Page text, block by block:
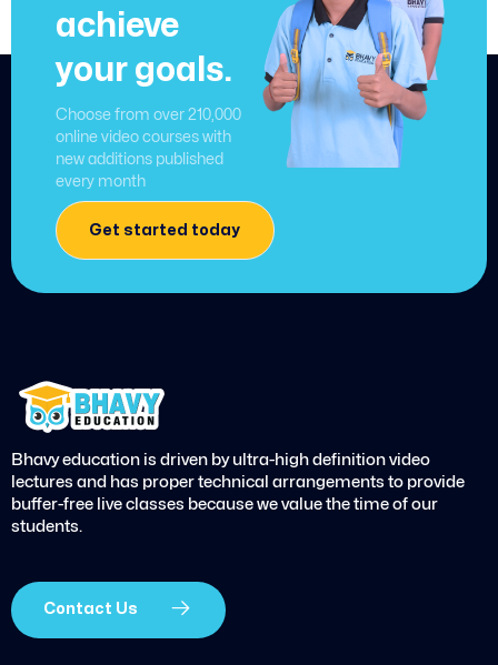
achieve
your goals.
Choose from over 210,000
online video courses with
new additions published
every month
Get started today
Bhavy education is driven by ultra-high definition video
lectures and has proper technical arrangements to provide
buffer-free live classes because we value the time of our
students.
Contact Us